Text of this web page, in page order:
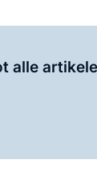
alle